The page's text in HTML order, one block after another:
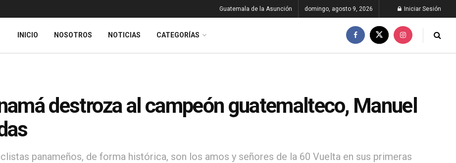
Guatemala de la Asunción domingo, agosto 9, 2026 Iniciar Sesión
INICIO NOSOTROS NOTICIAS CATEGORÍAS
destroza al campeón guatemalteco, Manuel
panameños, de forma histórica, son los amos y señores de la 60 Vuelta en sus primeras